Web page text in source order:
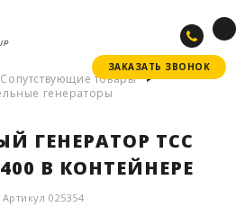
ЗАКАЗАТЬ ЗВОНОК
ЗАКАЗАТЬ ЗВОНОК
Сопутствующие товары
генераторы
ГЕНЕРАТОР ТСС
В КОНТЕЙНЕРЕ
Артикул 025354